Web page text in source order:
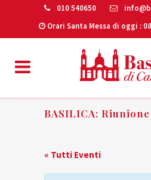
010 540650
Orari Santa Messa di oggi :
BASILICA:
« Tutti Eventi